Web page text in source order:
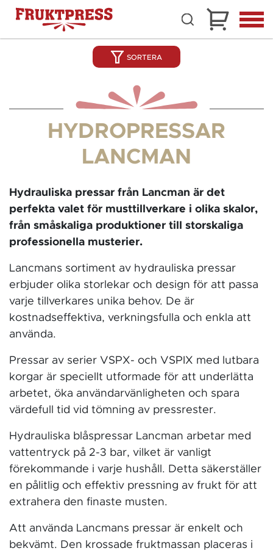
SORTERA
HYDROPRESSAR
LANCMAN
Hydrauliska pressar från Lancman är det
perfekta valet för musttillverkare i olika skalor,
från småskaliga produktioner till storskaliga
professionella musterier.
Lancmans sortiment av hydrauliska pressar
erbjuder olika storlekar och design för att passa
varje tillverkares unika behov. De är
kostnadseffektiva, verkningsfulla och enkla att
använda.
Pressar av serier VSPX- och VSPIX med lutbara
korgar är speciellt utformade för att underlätta
arbetet, öka användarvänligheten och spara
värdefull tid vid tömning av pressrester.
Hydrauliska blåspressar Lancman arbetar med
vattentryck på 2-3 bar, vilket är vanligt
förekommande i varje hushåll. Detta säkerställer
en pålitlig och effektiv pressning av frukt för att
extrahera den finaste musten.
Att använda Lancmans pressar är enkelt och
bekvämt. Den krossade fruktmassan placeras i